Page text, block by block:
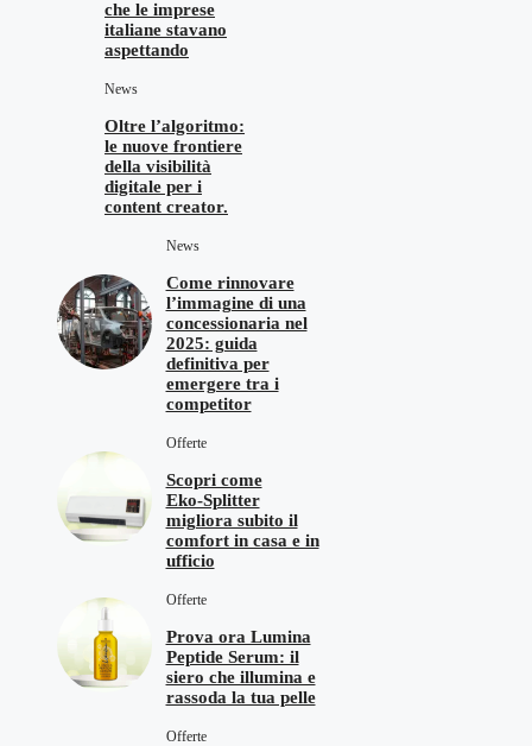
che le imprese
italiane stavano
aspettando
News
Oltre l’algoritmo:
le nuove frontiere
della visibilità
digitale per i
content creator.
News
Come rinnovare
l’immagine di una
concessionaria nel
2025: guida
definitiva per
emergere tra i
competitor
Offerte
Scopri come
Eko‑Splitter
migliora subito il
comfort in casa e in
ufficio
Offerte
Prova ora Lumina
Peptide Serum: il
siero che illumina e
rassoda la tua pelle
Offerte